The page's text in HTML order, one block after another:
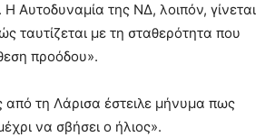
Αυτοδυναμία της ΝΔ, λοιπόν, γίνεται
ταυτίζεται με τη σταθερότητα που
προόδου».
από τη Λάρισα έστειλε μήνυμα πως
να σβήσει ο ήλιος».